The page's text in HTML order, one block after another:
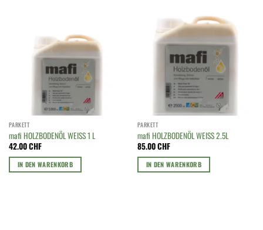
PARKETT
mafi HOLZBODENÖL WEISS 1 L
42.00CHF
IN DEN WARENKORB
PARKETT
mafi HOLZBODENÖL WEISS 2.5L
85.00CHF
IN DEN WARENKORB